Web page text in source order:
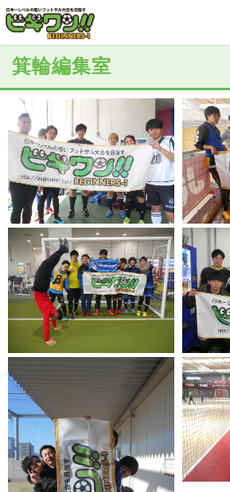
カテゴリー
会場
大会結果
スタッフ紹介
よくある質問
参加者の声
箕輪編集室